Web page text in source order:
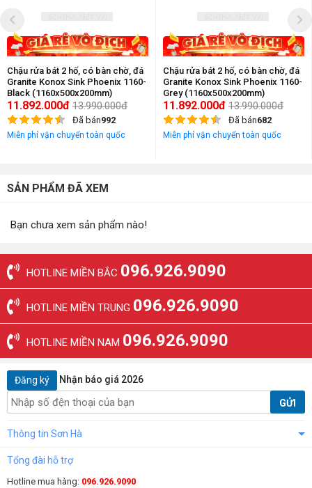
Chậu rửa bát 2 hố, có bàn chờ, đá
Granite Konox Sink Phoenix 1160-
Black (1160x500x200mm)
11.892.000đ 13.990.000đ
Đã bán992
Miễn phí vận chuyển toàn quốc
Chậu rửa bát 2 hố, có bàn chờ, đá
Granite Konox Sink Phoenix 1160-
Grey (1160x500x200mm)
11.892.000đ 13.990.000đ
Đã bán682
Miễn phí vận chuyển toàn quốc
SẢN PHẨM ĐÃ XEM
Bạn chưa xem sản phẩm nào!
HOTLINE MIỀN BẮC 096.926.9090
HOTLINE MIỀN TRUNG 096.926.9090
HOTLINE MIỀN NAM 096.926.9090
Đăng ký Nhận báo giá 2026
GỬI
Thông tin Sơn Hà
Tổng đài hỗ trợ
Hotline mua hàng: 096.926.9090